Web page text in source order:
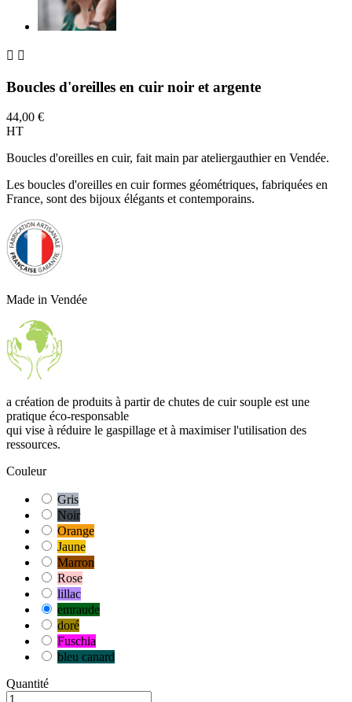
 
Boucles d'oreilles en cuir noir et argente
44,00 €
HT
Boucles d'oreilles en cuir, fait main par ateliergauthier en Vendée.
Les boucles d'oreilles en cuir formes géométriques, fabriquées en
France, sont des bijoux élégants et contemporains.
Made in Vendée
a création de produits à partir de chutes de cuir souple est une
pratique éco-responsable
qui vise à réduire le gaspillage et à maximiser l'utilisation des
ressources.
Couleur
Gris
Noir
Orange
Jaune
Marron
Rose
lillac
emraude
doré
Fuschia
bleu canard
Quantité